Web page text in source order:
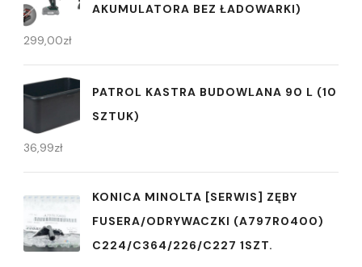
AKUMULATORA BEZ ŁADOWARKI)
299,00zł
PATROL KASTRA BUDOWLANA 90 L (10
SZTUK)
36,99zł
KONICA MINOLTA [SERWIS] ZĘBY
FUSERA/ODRYWACZKI (A797R0400)
C224/C364/226/C227 1SZT.